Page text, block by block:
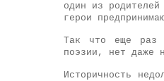
один из
герои
Так что еще раз
поэзии, нет даже
Историчность